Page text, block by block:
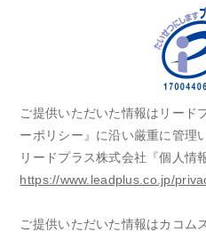
ご提供いただいた情報はリード
ーポリシー』に沿い厳重に管理
リードプラス株式会社『個人情
https://www.leadplus.co.jp/
ご提供いただいた情報はカコム